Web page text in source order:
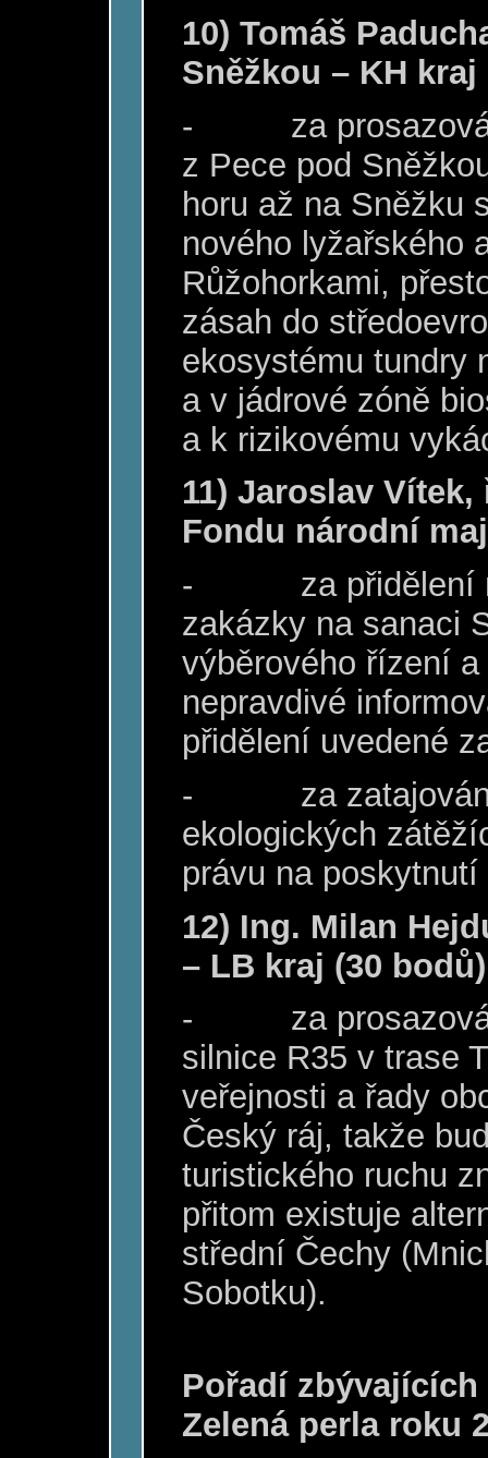
10) Tomáš
Sněžkou – KH kraj
-
za
z Pece pod
horu až na Sněžku
nového lyžařského
Růžohorkami,
zásah do
ekosystému tundry
a v jádrové zóně
a k rizikovému
11) Jaroslav
Fondu národní
-
za přidělení
zakázky na sanaci
výběrového řízení
nepravdivé
přidělení uvedené
-
za
ekologických
právu na
12) Ing. Milan
– LB kraj (30 bodů)
-
za
silnice R35 v trase
veřejnosti a řady
Český ráj, takže
turistického ruchu
přitom existuje
střední Čechy
Sobotku).
Pořadí
Zelená perla roku